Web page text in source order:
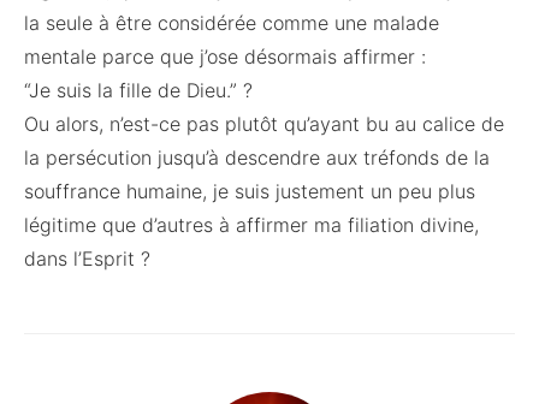
la seule à être considérée comme une malade
mentale parce que j’ose désormais affirmer :
“Je suis la fille de Dieu.” ?
Ou alors, n’est-ce pas plutôt qu’ayant bu au calice de
la persécution jusqu’à descendre aux tréfonds de la
souffrance humaine, je suis justement un peu plus
légitime que d’autres à affirmer ma filiation divine,
dans l’Esprit ?